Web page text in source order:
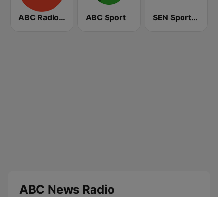
ABC Radio Australia ABC Sport SEN Sports 1170 Sydney
ABC News Radio